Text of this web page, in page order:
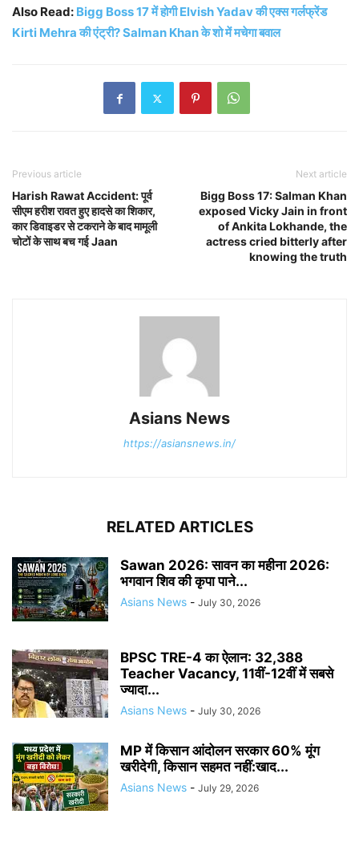
Also Read: Bigg Boss 17 में होगी Elvish Yadav की एक्स गर्लफ्रेंड
Kirti Mehra की एंट्री? Salman Khan के शो में मचेगा बवाल
Previous article
Harish Rawat Accident: पूर्व
सीएम हरीश रावत हुए हादसे का शिकार,
कार डिवाइडर से टकराने के बाद मामूली
चोटों के साथ बच गई Jaan
Next article
Bigg Boss 17: Salman Khan
exposed Vicky Jain in front
of Ankita Lokhande, the
actress cried bitterly after
knowing the truth
Asians News
https://asiansnews.in/
RELATED ARTICLES
Sawan 2026: सावन का महीना 2026:
भगवान शिव की कृपा पाने...
Asians News - July 30, 2026
BPSC TRE-4 का ऐलान: 32,388
Teacher Vacancy, 11वीं-12वीं में सबसे
ज्यादा...
Asians News - July 30, 2026
MP में किसान आंदोलन सरकार 60% मूंग
खरीदेगी, किसान सहमत नहीं:खाद...
Asians News - July 29, 2026